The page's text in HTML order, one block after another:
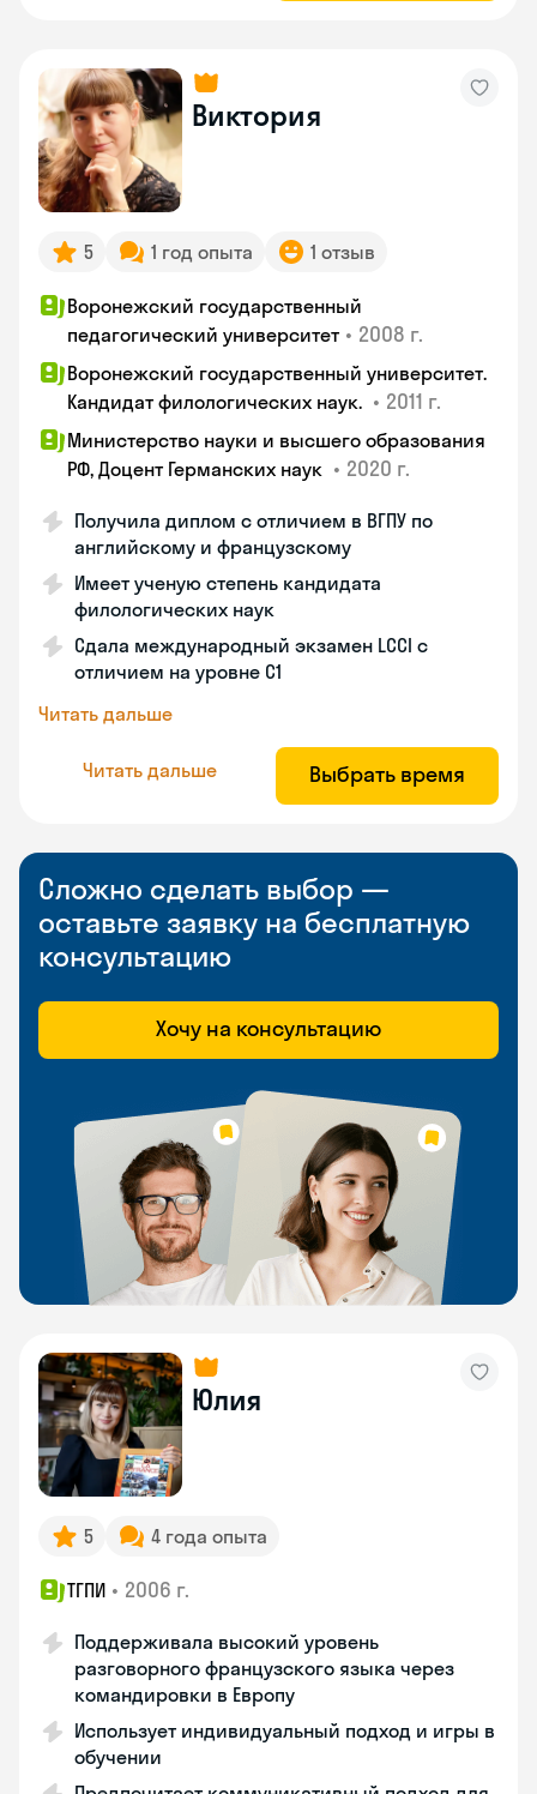
Виктория
5 1 год опыта 1 отзыв
Воронежский государственный
педагогический университет • 2008 г.
Воронежский государственный университет.
Кандидат филологических наук. • 2011 г.
Министерство науки и высшего образования
РФ, Доцент Германских наук • 2020 г.
Получила диплом с отличием в ВГПУ по
английскому и французскому
Имеет ученую степень кандидата
филологических наук
Сдала международный экзамен LCCI с
отличием на уровне C1
Читать дальше
Читать дальше Выбрать время
Сложно сделать выбор —
оставьте заявку на бесплатную
консультацию
Хочу на консультацию
Юлия
5 4 года опыта
ТГПИ • 2006 г.
Поддерживала высокий уровень
разговорного французского языка через
командировки в Европу
Использует индивидуальный подход и игры в
обучении